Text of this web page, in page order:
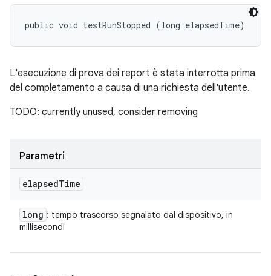
public void testRunStopped (long elapsedTime)
L'esecuzione di prova dei report è stata interrotta prima
del completamento a causa di una richiesta dell'utente.
TODO: currently unused, consider removing
Parametri
elapsedTime
long : tempo trascorso segnalato dal dispositivo, in
millisecondi